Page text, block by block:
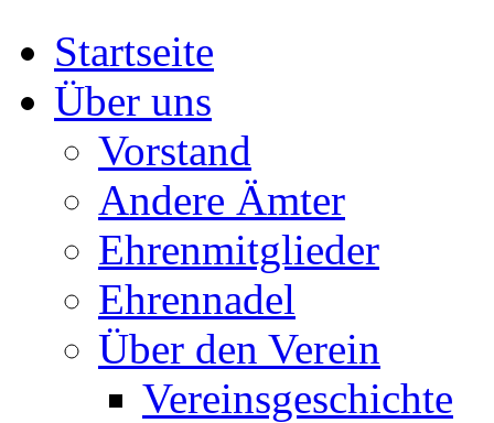
Startseite
Über uns
Vorstand
Andere Ämter
Ehrenmitglieder
Ehrennadel
Über den Verein
Vereinsgeschichte